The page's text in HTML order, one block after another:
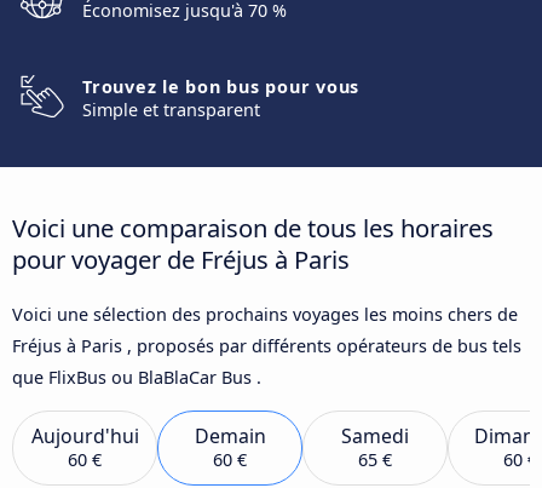
Économisez jusqu'à 70 %
Trouvez le bon bus pour vous
Simple et transparent
Voici une comparaison de tous les horaires
pour voyager de Fréjus à Paris
Voici une sélection des prochains voyages les moins chers de
Fréjus à Paris , proposés par différents opérateurs de bus tels
que FlixBus ou BlaBlaCar Bus .
Aujourd'hui
60 €
Demain
60 €
Samedi
65 € 60 €